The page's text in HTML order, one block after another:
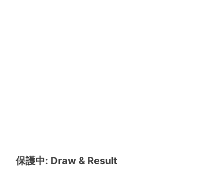
保護中: Draw & Result